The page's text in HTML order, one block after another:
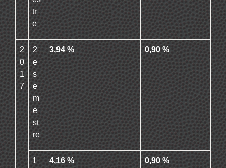
tr
e
2
0
1
7
2
e
s
e
m
e
st
re
3,94 % 0,90 %
1
4,16 % 0,90 %